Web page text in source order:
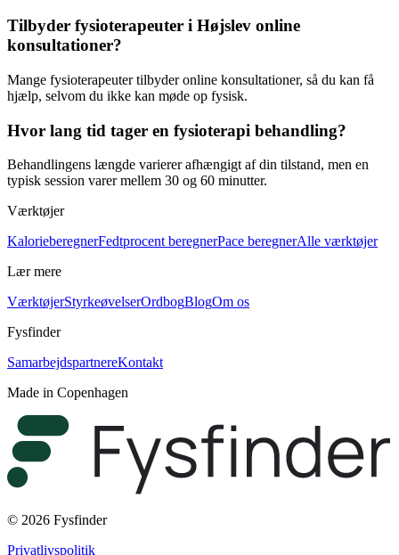
Tilbyder fysioterapeuter i Højslev online
konsultationer?
Mange fysioterapeuter tilbyder online konsultationer, så du kan få
hjælp, selvom du ikke kan møde op fysisk.
Hvor lang tid tager en fysioterapi behandling?
Behandlingens længde varierer afhængigt af din tilstand, men en
typisk session varer mellem 30 og 60 minutter.
Værktøjer
KalorieberegnerFedtprocent beregnerPace beregnerAlle værktøjer
Lær mere
VærktøjerStyrkeøvelserOrdbogBlogOm os
Fysfinder
SamarbejdspartnereKontakt
Made in Copenhagen
© 2026 Fysfinder
Privatlivspolitik